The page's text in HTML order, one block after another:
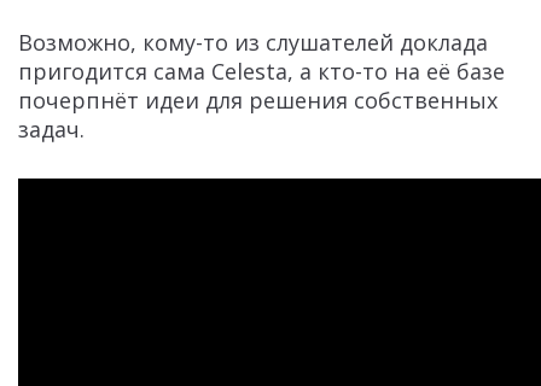
Возможно, кому-то из слушателей доклада
пригодится сама Celesta, а кто-то на её базе
почерпнёт идеи для решения собственных
задач.